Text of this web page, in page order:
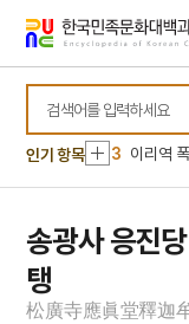
바로가기
바로가기
인기 항목
10 달서구
1 금성대군
2 신위
3 이리역
4 북조선
5 반야심경
6 개성 경
송광사 응진
탱
松廣寺應眞堂釋迦